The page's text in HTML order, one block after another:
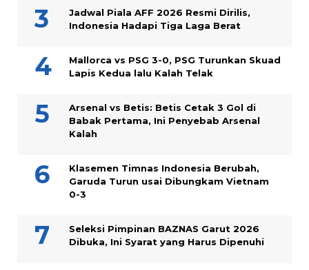
Jadwal Piala AFF 2026 Resmi Dirilis,
Indonesia Hadapi Tiga Laga Berat
Mallorca vs PSG 3-0, PSG Turunkan Skuad
Lapis Kedua lalu Kalah Telak
Arsenal vs Betis: Betis Cetak 3 Gol di
Babak Pertama, Ini Penyebab Arsenal
Kalah
Klasemen Timnas Indonesia Berubah,
Garuda Turun usai Dibungkam Vietnam
0-3
Seleksi Pimpinan BAZNAS Garut 2026
Dibuka, Ini Syarat yang Harus Dipenuhi